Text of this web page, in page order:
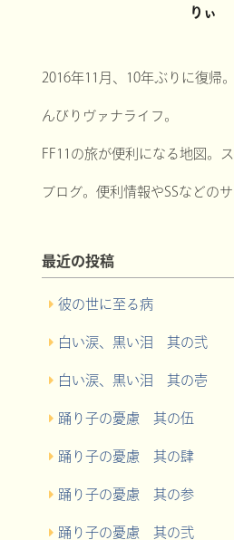
りぃ
2016年11月、10年ぶりに復帰
んびりヴァナライフ。
FF11の旅が便利になる地図。
ブログ。便利情報やSSなどのサ
最近の投稿
彼の世に至る病
白い涙、黒い泪 其の弐
白い涙、黒い泪 其の壱
踊り子の憂慮 其の伍
踊り子の憂慮 其の肆
踊り子の憂慮 其の参
踊り子の憂慮 其の弐